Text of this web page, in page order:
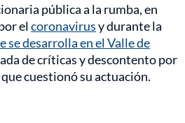
pública a la rumba, en
elcoronavirusy durante la
se desarrolla en el Valle de
de críticas y descontento por
cuestionó su actuación.